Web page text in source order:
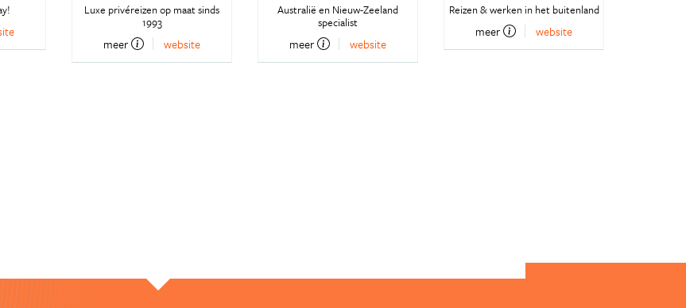
Luxe privéreizen op maat sinds
1993
meer website
Australië en Nieuw-Zeeland
specialist
meer website
Reizen & werken in het buitenland
meer website